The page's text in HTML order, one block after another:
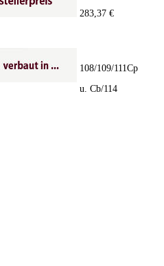
283,37 €
108/109/111Cp
u. Cb/114